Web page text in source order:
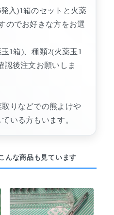
入)1箱のセットと火薬
のでお好きな方をお選
1箱)、種類2(火薬玉1
認後注文お願いしま
りなどでの熊よけや
いる方もいます。
んな商品も見ています